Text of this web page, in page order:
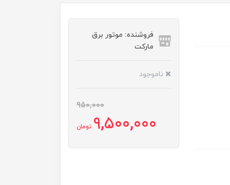
فروشنده: موتور برق
مارکت
ناموجود
950,000
9,500,000 تومان